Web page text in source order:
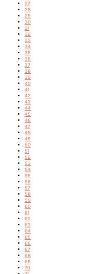
27
28
29
30
31
32
33
34
35
36
37
38
39
40
41
42
43
44
45
46
47
48
49
50
51
52
53
54
55
56
57
58
59
60
61
62
63
64
65
66
67
68
69
70